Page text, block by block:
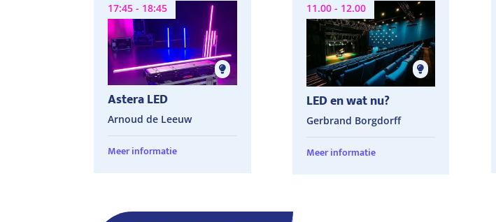
Astera LED
17:45 - 18:45
Arnoud de Leeuw
Meer informatie
LED en wat nu?
11.00 - 12.00
Gerbrand Borgdorff
Meer informatie